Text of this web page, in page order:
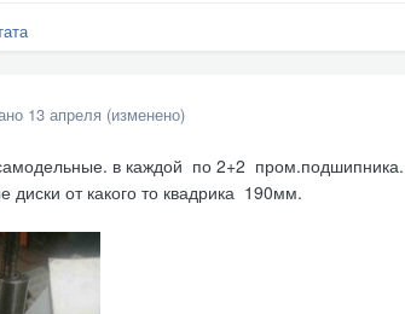
13 апреля (изменено)
в каждой по 2+2
диски от какого то квадрика 190мм.